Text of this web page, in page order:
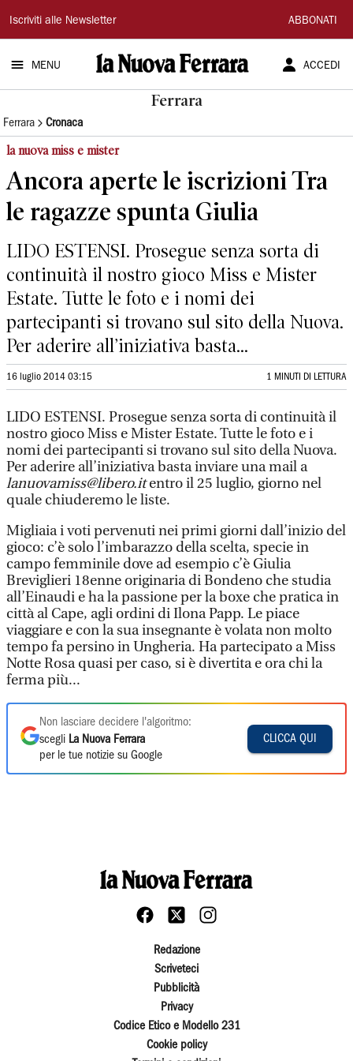
La
Nuova
Ferrara
Iscriviti alle Newsletter ABBONATI
MENU ACCEDI
Ferrara
Ferrara Cronaca
la nuova miss e mister
Ancora aperte le iscrizioni Tra
le ragazze spunta Giulia
LIDO ESTENSI. Prosegue senza sorta di
continuità il nostro gioco Miss e Mister
Estate. Tutte le foto e i nomi dei
partecipanti si trovano sul sito della Nuova.
Per aderire all’iniziativa basta...
16 luglio 2014 03:15 1 MINUTI DI LETTURA
LIDO ESTENSI. Prosegue senza sorta di continuità il
nostro gioco Miss e Mister Estate. Tutte le foto e i
nomi dei partecipanti si trovano sul sito della Nuova.
Per aderire all’iniziativa basta inviare una mail a
lanuovamiss@libero.itentro il 25 luglio, giorno nel
quale chiuderemo le liste.
Migliaia i voti pervenuti nei primi giorni dall’inizio del
gioco: c’è solo l’imbarazzo della scelta, specie in
campo femminile dove ad esempio c’è Giulia
Breviglieri 18enne originaria di Bondeno che studia
all’Einaudi e ha la passione per la boxe che pratica in
città al Cape, agli ordini di Ilona Papp. Le piace
viaggiare e con la sua insegnante è volata non molto
tempo fa persino in Ungheria. Ha partecipato a Miss
Notte Rosa quasi per caso, si è divertita e ora chi la
ferma più...
Non lasciare decidere l'algoritmo:
scegli La Nuova Ferrara
per le tue notizie su Google
CLICCA QUI
Redazione
Scriveteci
Pubblicità
Privacy
Codice Etico e Modello 231
Cookie policy